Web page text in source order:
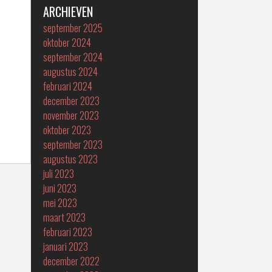
ARCHIEVEN
september 2025
oktober 2024
september 2024
augustus 2024
februari 2024
december 2023
november 2023
oktober 2023
september 2023
augustus 2023
juli 2023
juni 2023
mei 2023
maart 2023
februari 2023
januari 2023
december 2022